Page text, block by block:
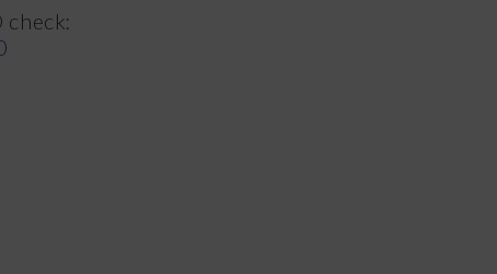
check: